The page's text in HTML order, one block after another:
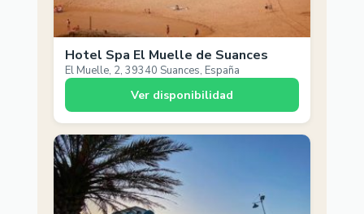
Hotel Spa El Muelle de Suances
El Muelle, 2, 39340 Suances, España
Ver disponibilidad